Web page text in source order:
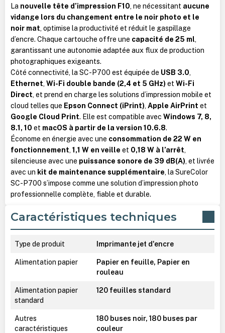
La nouvelle tête d’impression F10, ne nécessitant aucune
vidange lors du changement entre le noir photo et le
noir mat, optimise la productivité et réduit le gaspillage
d’encre. Chaque cartouche offre une capacité de 25 ml,
garantissant une autonomie adaptée aux flux de production
photographiques exigeants.
Côté connectivité, la SC-P700 est équipée de USB 3.0,
Ethernet, Wi-Fi double bande (2,4 et 5 GHz) et Wi-Fi
Direct, et prend en charge les solutions d’impression mobile et
cloud telles que Epson Connect (iPrint), Apple AirPrint et
Google Cloud Print. Elle est compatible avec Windows 7, 8,
8.1, 10 et macOS à partir de la version 10.6.8.
Économe en énergie avec une consommation de 22 W en
fonctionnement, 1,1 W en veille et 0,18 W à l’arrêt,
silencieuse avec une puissance sonore de 39 dB(A), et livrée
avec un kit de maintenance supplémentaire, la SureColor
SC-P700 s’impose comme une solution d’impression photo
professionnelle complète, fiable et durable.
Caractéristiques techniques
Type de produit Imprimante jet d'encre
Alimentation papier
Papier en feuille, Papier en
rouleau
Alimentation papier
standard
120 feuilles standard
Autres
caractéristiques
180 buses noir, 180 buses par
couleur